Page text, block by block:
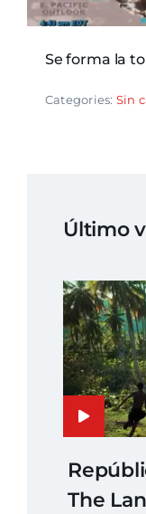
Se forma la
Categories: Sin
Último
The